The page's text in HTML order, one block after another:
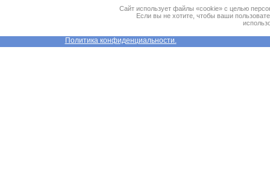
Сайт использует файлы «cookie» с целью
Если вы не хотите, чтобы ваши
Политика конфиденциальности.